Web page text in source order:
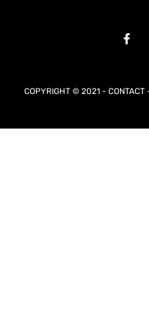
COPYRIGHT © 2021 - CONTACT